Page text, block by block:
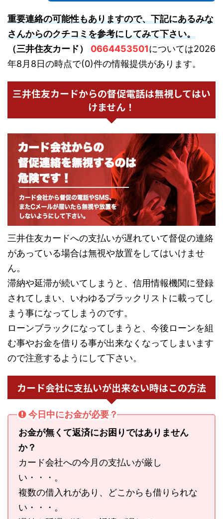
重要連絡の可能性もありますので、下記にあるみな
さんからのクチコミを参考にしてみて下さい。
（三井住友カード）
0664453501については2026
年8月8日の時点で(0)件の情報提供があります。
三井住友カードからの督促電話は無視してはい
けません！
三井住友カードへの支払いが遅れていて督促の連絡
があっている場合は無視や放置をしてはいけませ
ん。
滞納や延滞が続いてしまうと、信用情報機関に登録
されてしまい、いわゆるブラックリストに載ってし
まう事になってしまうのです。
ローンブラックになってしまうと、今後ローンを組
む事やお金を借りる事が出来なくなってしまいます
ので注意するようにして下さい。
カード会社に支払いが出来ない時はこの方法
今日中にお金が必要？
お金が無くて返済にお困りではありません
か？
カード会社への今月の支払いが厳し
い・・・。
複数の借入れがあり、どこからも借りられな
い・・・。